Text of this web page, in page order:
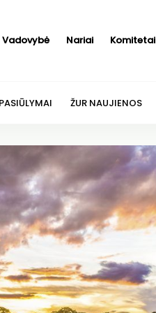
Vadovybė Nariai Komitetai
ŽUR NAUJIENOS